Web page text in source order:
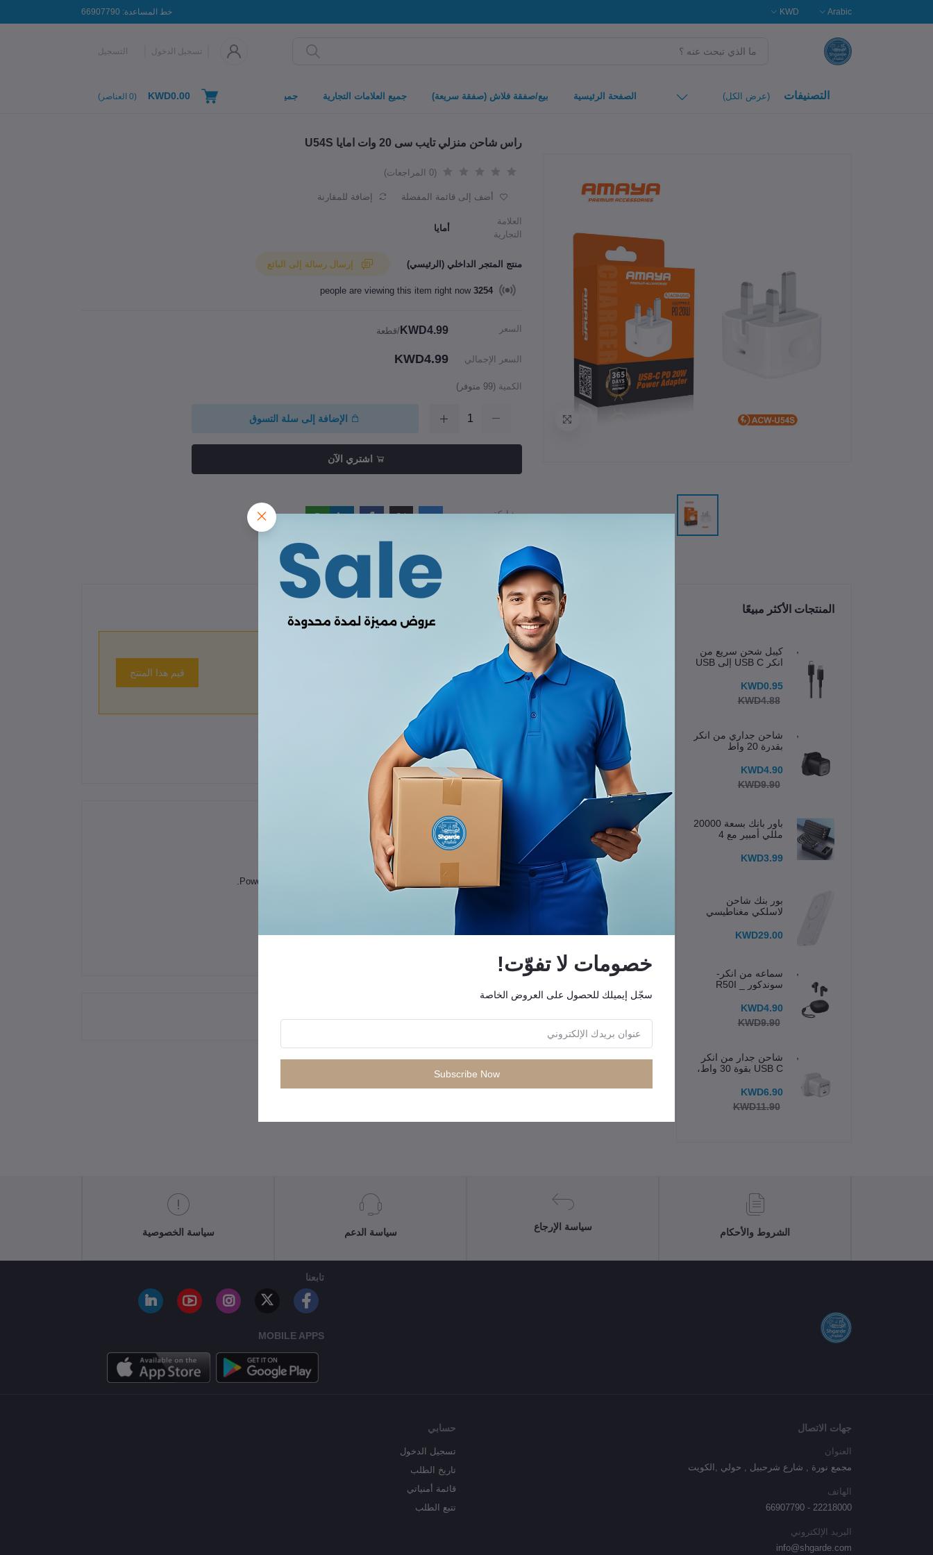
Arabic
KWD خط المساعدة: 66907790
تسجيل الدخول التسجيل
التصنيفات (عرض الكل) الصفحة الرئيسية بيع/صفقة فلاش (صفقة سريعة) جميع العلامات التجارية جميع التصنيفات KWD0.00
(
0 العناصر)
راس شاحن منزلي تايب سى 20 وات امايا U54S
(0 المراجعات)
أضف إلى قائمة المفضلة إضافة للمقارنة
العلامة
التجارية
أمايا
منتج المتجر الداخلي (الرئيسي)
3254
people are viewing this item right now
السعر KWD4.99 /قطعة
السعر الإجمالي KWD4.99
الكمية (
99 متوفر)
الإضافة إلى سلة التسوق
اشتري الآن
مشاركة
المنتجات الأكثر مبيعًا
كيبل شحن سريع من
انكر USB C إلى USB
KWD0.95
KWD4.88
شاحن جداري من انكر
بقدرة 20 واط
KWD4.90
KWD9.90
باور بانك بسعة 20000
مللي أمبير مع 4
عرض
KWD3.99
بور بنك شاحن
لاسلكي مغناطيسي
KWD29.00
سماعه من انكر-
سوندكور _ R50I
KWD4.90
KWD9.90
شاحن جدار من انكر
USB C بقوة 30 واط،
بتقنية GaN
KWD6.90
KWD11.90
المراجعات والتقييمات
0.00 من أصل 5.0 قيم هذا المنتج
لا يوجد هناك مراجعات لهذا المنتج حتى الآن.
رأس شاحن Amaya U54S: شاحن منزلي بقدرة مع منفذUSB‑C
تصميمه مدمج مع قابس قابل للطي، ما يجعله مناسب للسفر والتخزين.
مزود بحماية مدمجة ضد التيار الزائد، والجهد العالي، والدائرة القصيرة لضمان أمان شحن أجهزتك.
"المنتجات التي يتم شراؤها بشكل متكرر"
الشروط والأحكام
سياسة الإرجاع
سياسة الدعم سياسة الخصوصية
تابعنا
MOBILE APPS
جهات الاتصال
العنوان
مجمع نورة , شارع شرحبيل , حولي ,الكويت
الهاتف
22218000 - 66907790
البريد الإلكتروني
info@shgarde.com
حسابي
تسجيل الدخول
تاريخ الطلب
قائمة أمنياتي
تتبع الطلب
خصومات لا تفوّت!
سجّل إيميلك للحصول على العروض الخاصة
Subscribe Now